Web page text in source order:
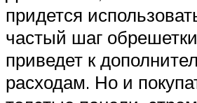
придется
частый шаг
приведет к
расходам. Но и